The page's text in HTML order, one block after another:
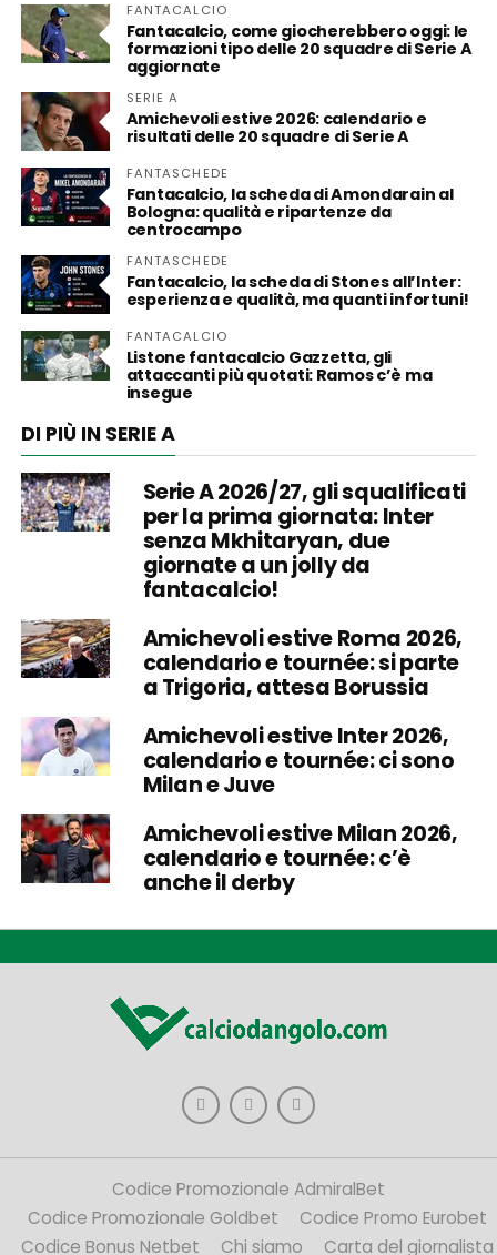
FANTACALCIO
Fantacalcio, come giocherebbero oggi: le
formazioni tipo delle 20 squadre di Serie A
aggiornate
SERIE A
Amichevoli estive 2026: calendario e
risultati delle 20 squadre di Serie A
FANTASCHEDE
Fantacalcio, la scheda di Amondarain al
Bologna: qualità e ripartenze da
centrocampo
FANTASCHEDE
Fantacalcio, la scheda di Stones all’Inter:
esperienza e qualità, ma quanti infortuni!
FANTACALCIO
Listone fantacalcio Gazzetta, gli
attaccanti più quotati: Ramos c’è ma
insegue
DI PIÙ IN SERIE A
Serie A 2026/27, gli squalificati
per la prima giornata: Inter
senza Mkhitaryan, due
giornate a un jolly da
fantacalcio!
Amichevoli estive Roma 2026,
calendario e tournée: si parte
a Trigoria, attesa Borussia
Amichevoli estive Inter 2026,
calendario e tournée: ci sono
Milan e Juve
Amichevoli estive Milan 2026,
calendario e tournée: c’è
anche il derby
Codice Promozionale AdmiralBet
Codice Promozionale Goldbet
Codice Promo Eurobet
Codice Bonus Netbet
Chi siamo Carta del giornalista